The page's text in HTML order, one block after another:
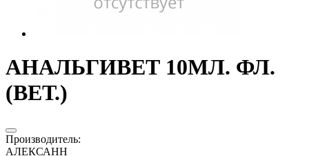
АНАЛЬГИВЕТ 10МЛ. ФЛ.
(ВЕТ.)
Производитель:
АЛЕКСАНН